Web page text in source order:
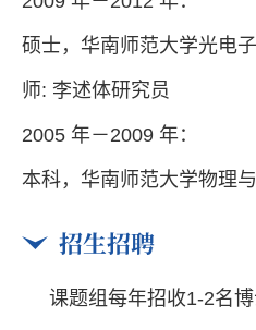
硕士 ， 华南师范大学光电
师: 李述体研究员
2005 年－2009 年：
本科， 华南师范大学物理
招生招聘
课题组每年招收1-2名博